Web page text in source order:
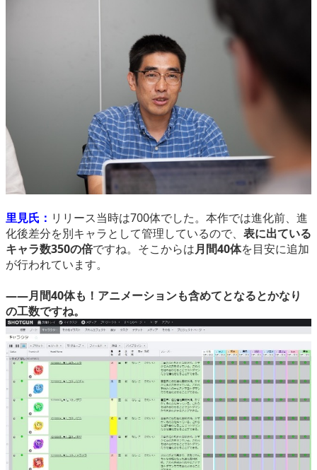
里見氏： リリース当時は700体でした。本作では進化前、進
化後差分を別キャラとして管理しているので、 表に出ている
キャラ数350の倍ですね。そこからは月間40体を目安に追加
が行われています。
――月間40体も！アニメーションも含めてとなるとかなり
の工数ですね。